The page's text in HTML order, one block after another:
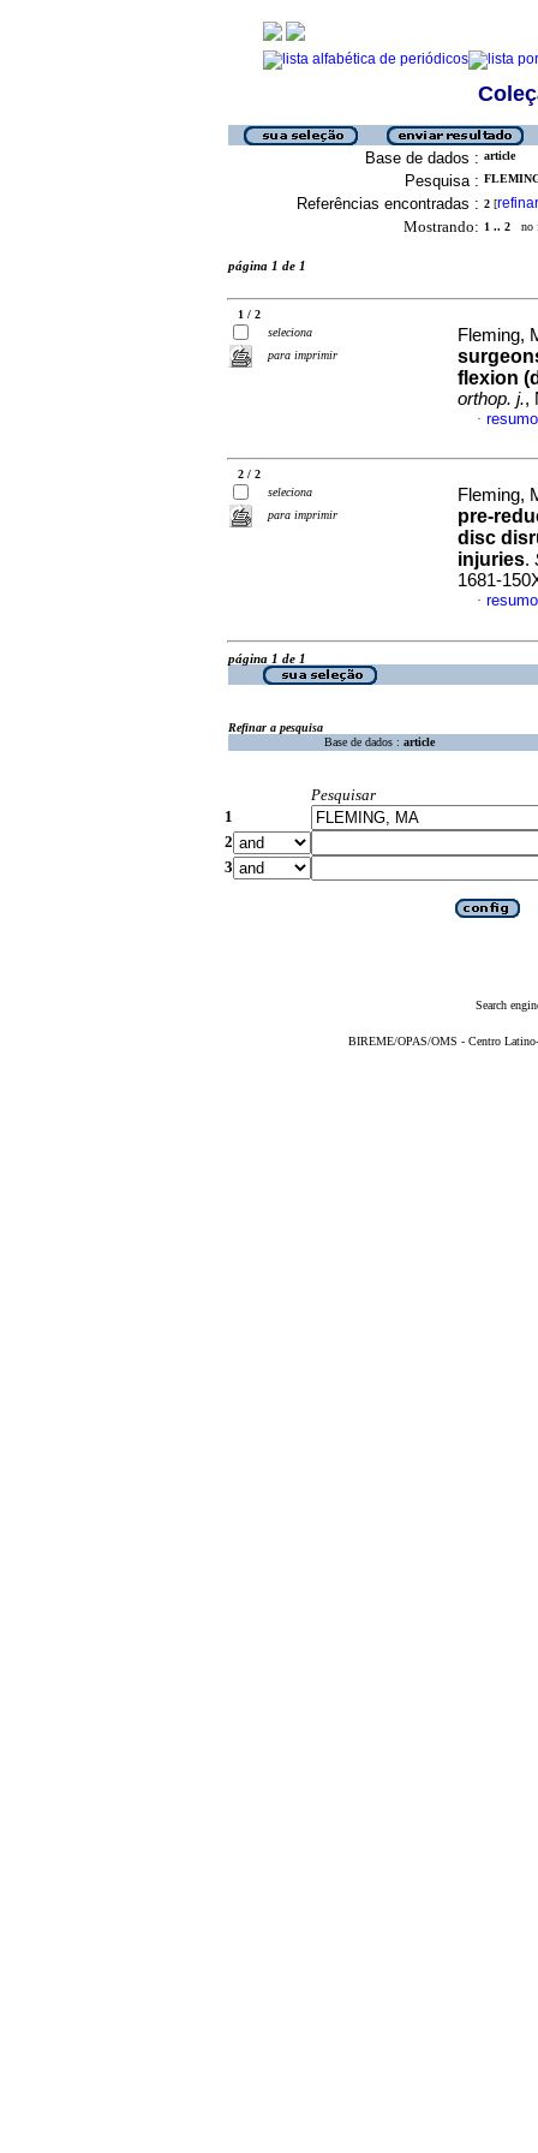
Base de dados : article
Pesquisa :
Referências encontradas : 2 [refinar
Mostrando: 1 .. 2 no
página 1 de 1
1 / 2
seleciona
para imprimir
Fleming,
flexion
orthop. j.,
·
2 / 2
seleciona
para imprimir
Fleming,
pre-
disc
injuries.
1681-
·
página 1 de 1
Refinar a pesquisa
Base de dados : article
Pesquisar
1
2
3
Search
BIREME/OPAS/OMS - Centro Latino-